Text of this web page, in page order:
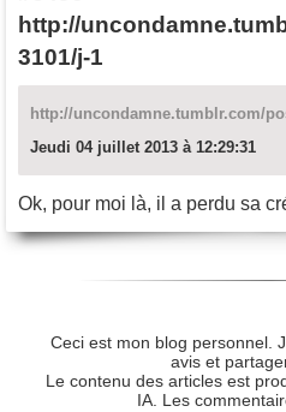
http://
3101/j-1
http://uncondamne.tumblr.com/
Jeudi 04 juillet 2013 à 12:29:31
Ok, pour moi là, il a perdu sa
Ceci est mon blog personnel.
avis et
Le contenu des articles est
IA. Les